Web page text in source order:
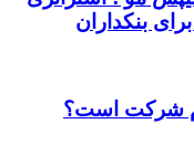
بنکداران
شرکت است؟